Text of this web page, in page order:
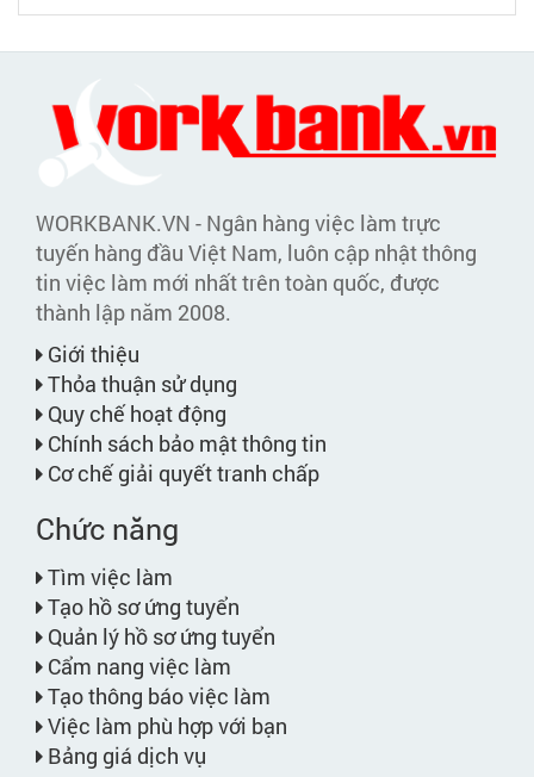
WORKBANK.VN - Ngân hàng việc làm trực
tuyến hàng đầu Việt Nam, luôn cập nhật thông
tin việc làm mới nhất trên toàn quốc, được
thành lập năm 2008.
Giới thiệu
Thỏa thuận sử dụng
Quy chế hoạt động
Chính sách bảo mật thông tin
Cơ chế giải quyết tranh chấp
Chức năng
Tìm việc làm
Tạo hồ sơ ứng tuyển
Quản lý hồ sơ ứng tuyển
Cẩm nang việc làm
Tạo thông báo việc làm
Việc làm phù hợp với bạn
Bảng giá dịch vụ